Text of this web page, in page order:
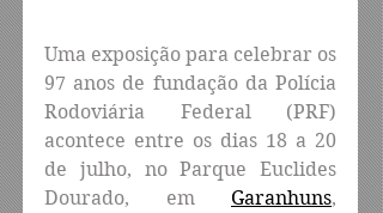
Uma exposição para celebrar os
97 anos de fundação da Polícia
Rodoviária Federal (PRF)
acontece entre os dias 18 a 20
de julho, no Parque Euclides
Dourado, em Garanhuns,